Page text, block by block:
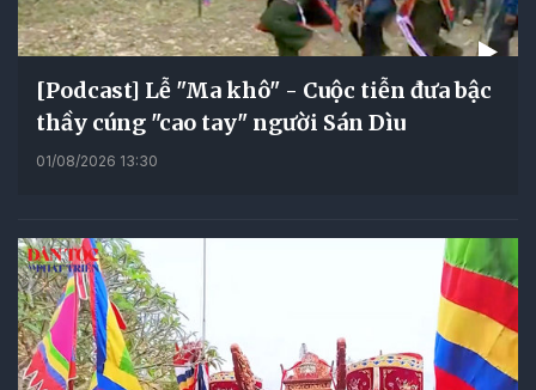
[Podcast] Lễ "Ma khô" - Cuộc tiễn đưa bậc
thầy cúng "cao tay" người Sán Dìu
01/08/2026 13:30